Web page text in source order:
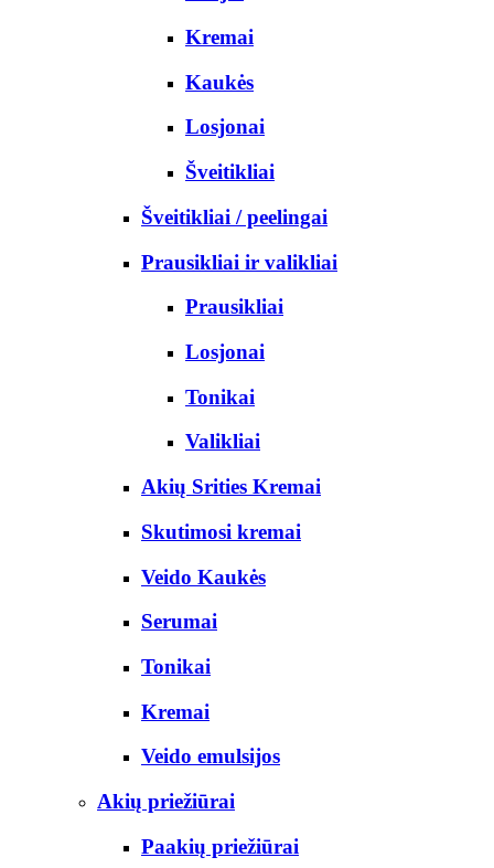
Kremai
Kaukės
Losjonai
Šveitikliai
Šveitikliai / peelingai
Prausikliai ir valikliai
Prausikliai
Losjonai
Tonikai
Valikliai
Akių Srities Kremai
Skutimosi kremai
Veido Kaukės
Serumai
Tonikai
Kremai
Veido emulsijos
Akių priežiūrai
Paakių priežiūrai